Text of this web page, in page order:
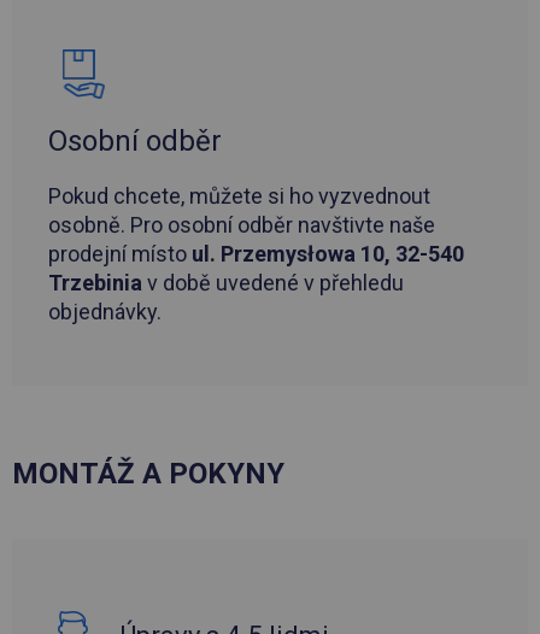
Osobní odběr
Pokud chcete, můžete si ho vyzvednout
osobně. Pro osobní odběr navštivte naše
prodejní místo ul. Przemysłowa 10, 32-540
Trzebiniav době uvedené v přehledu
objednávky.
MONTÁŽ A POKYNY